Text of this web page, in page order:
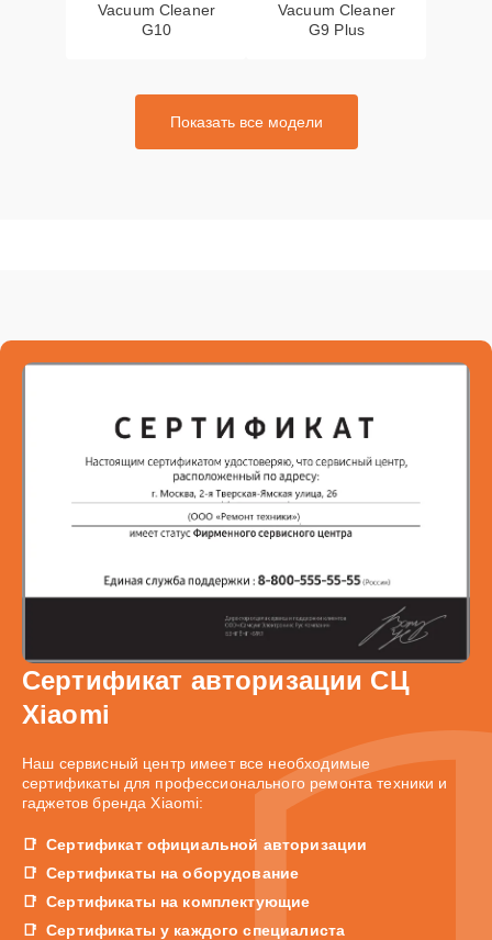
Vacuum Cleaner
G10
Vacuum Cleaner
G9 Plus
Показать все модели
Сертификат авторизации СЦ
Xiaomi
Наш сервисный центр имеет все необходимые
сертификаты для профессионального ремонта техники и
гаджетов бренда Xiaomi:
Сертификат официальной авторизации
Сертификаты на оборудование
Сертификаты на комплектующие
Сертификаты у каждого специалиста